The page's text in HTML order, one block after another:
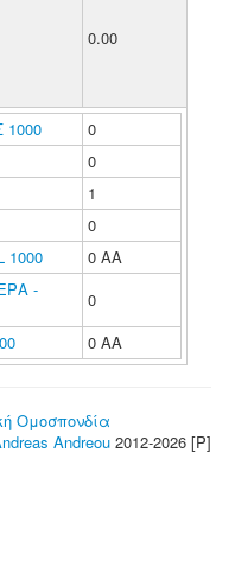
0.00
0
0
1
0
1000
0 ΑΑ
-
0
0 ΑΑ
Ομοσπονδία
Andreou 2012-2026 [P]